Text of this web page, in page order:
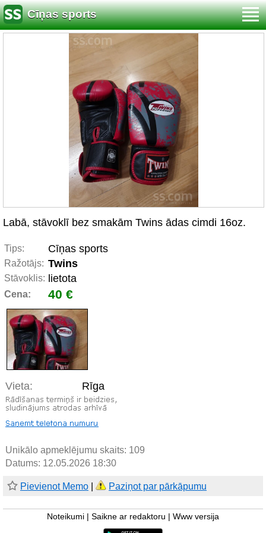
Cīņas sports
Labā, stāvoklī bez smakām Twins ādas cimdi 16oz.
Tips: Cīņas sports
Ražotājs: Twins
Stāvoklis: lietota
Cena: 40 €
Vieta: Rīga
Unikālo apmeklējumu skaits: 109
Datums: 12.05.2026 18:30
Pievienot Memo Paziņot par pārkāpumu
Noteikumi Saikne ar redaktoru Www versija